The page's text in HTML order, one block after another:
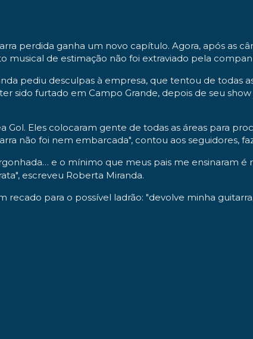
perdida ganha um novo capítulo. Agora, após as
musical de estimação não foi extraviado pela
pediu desculpas à empresa, que tentou de todas
sido furtado em Campo Grande, depois de seu
Gol. Eles colocaram gente de todas as áreas para
não foi nem embarcada", contou aos seguidores,
e o mínimo que meus pais me ensinaram
escreveu Roberta Miranda.
para o possível ladrão: "devolve minha